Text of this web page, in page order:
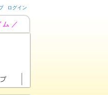
ログイン
ム ／